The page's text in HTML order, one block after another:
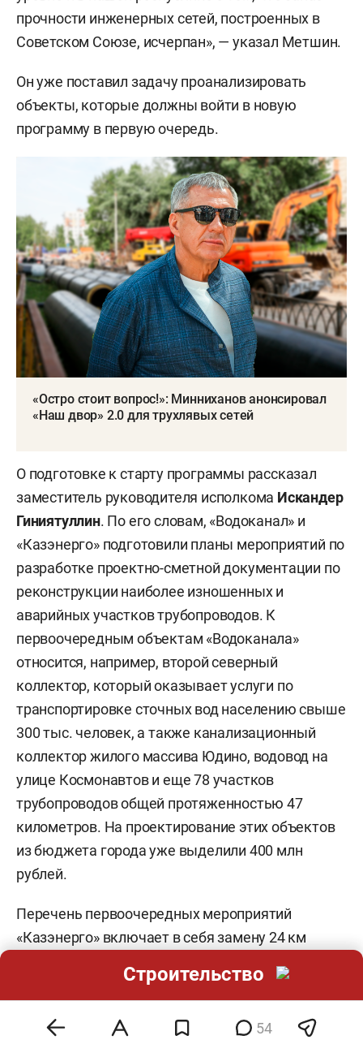
прочности инженерных сетей, построенных в
Советском Союзе, исчерпан», — указал Метшин.
Он уже поставил задачу проанализировать
объекты, которые должны войти в новую
программу в первую очередь.
«Остро стоит вопрос!»: Минниханов анонсировал
«Наш двор» 2.0 для трухлявых сетей
О подготовке к старту программы рассказал
заместитель руководителя исполкома Искандер
Гиниятуллин. По его словам, «Водоканал» и
«Казэнерго» подготовили планы мероприятий по
разработке проектно-сметной документации по
реконструкции наиболее изношенных и
аварийных участков трубопроводов. К
первоочередным объектам «Водоканала»
относится, например, второй северный
коллектор, который оказывает услуги по
транспортировке сточных вод населению свыше
300 тыс. человек, а также канализационный
коллектор жилого массива Юдино, водовод на
улице Космонавтов и еще 78 участков
трубопроводов общей протяженностью 47
километров. На проектирование этих объектов
из бюджета города уже выделили 400 млн
рублей.
Перечень первоочередных мероприятий
«Казэнерго» включает в себя замену 24 км
блочно-модульных котельных и центральных
выделено 50 миллионов.
54
Строительство